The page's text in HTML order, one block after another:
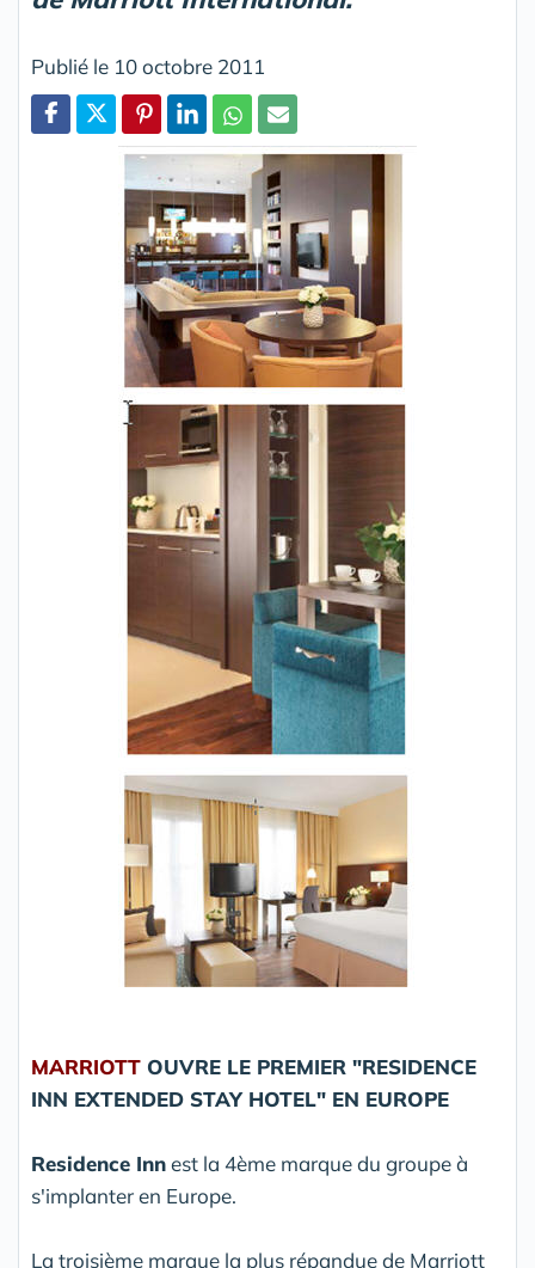
Publié le 10 octobre 2011
MARRIOTT OUVRE LE PREMIER "RESIDENCE
INN EXTENDED STAY HOTEL" EN EUROPE
Residence Innest la 4ème marque du groupe à
s'implanter en Europe.
La troisième marque la plus répandue de Marriott